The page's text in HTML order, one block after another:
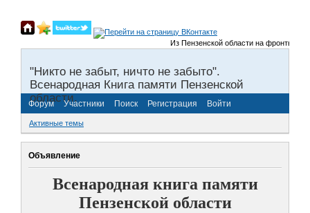
Из Пензенской области на фронты
"Никто не забыт, ничто не забыто".
Всенародная Книга памяти Пензенской
области.
Форум Участники Поиск Регистрация Войти
Активные темы
Объявление
Всенародная книга памяти
Пензенской области